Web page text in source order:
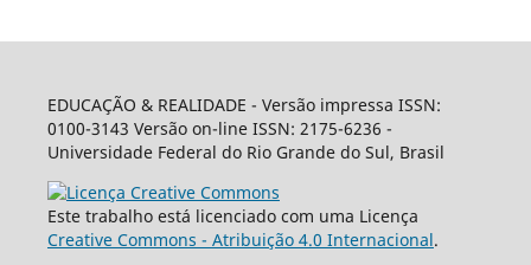
EDUCAÇÃO & REALIDADE - Versão impressa ISSN:
0100-3143 Versão on-line ISSN: 2175-6236 -
Universidade Federal do Rio Grande do Sul, Brasil
Este trabalho está licenciado com uma Licença
Creative Commons - Atribuição 4.0 Internacional.